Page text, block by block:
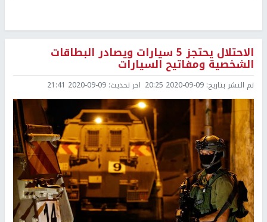
الاحتلال يحتجز 5 سيارات ويصادر البطاقات
الشخصية ومفاتيح السيارات
تم النشر بتاريخ: 2020-09-09 20:25 اخر تحديث: 2020-09-09 21:41